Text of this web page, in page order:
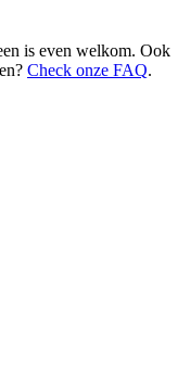
is even welkom. Ook
Check onze FAQ.